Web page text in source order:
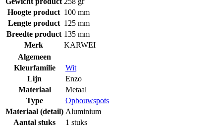
Hoogte product 100 mm
Lengte product 125 mm
Breedte product 135 mm
Merk
KARWEI
Algemeen
Kleurfamilie
Wit
Lijn
Enzo
Materiaal
Metaal
Type
Opbouwspots
Materiaal (detail) Aluminium
Aantal stuks
1 stuks